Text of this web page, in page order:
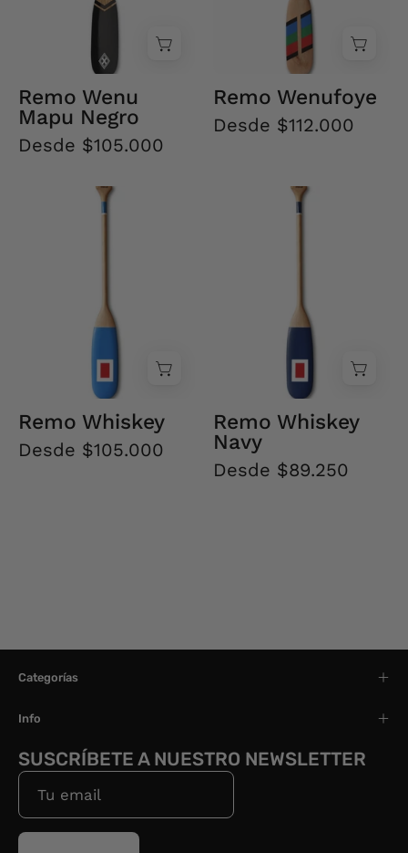
Remo Wenu
Mapu Negro
Desde $105.000
Remo Wenufoye
Desde $112.000
Remo
Whiskey
Remo Whiskey
Desde $105.000
Remo
Whiskey
Remo Whiskey
Navy
Desde $89.250
Categorías
Info
SUSCRÍBETE A NUESTRO NEWSLETTER